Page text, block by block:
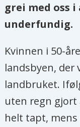
grei med oss
underfundig.
Kvinnen i 50-
landsbyen, der
landbruket.
uten regn gjort
helt tapt,